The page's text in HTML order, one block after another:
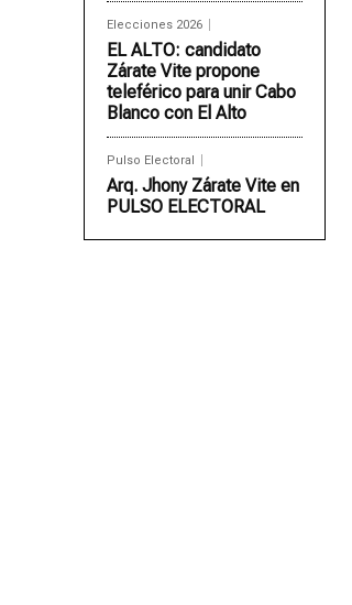
Elecciones 2026
EL ALTO: candidato
Zárate Vite propone
teleférico para unir Cabo
Blanco con El Alto
Pulso Electoral
Arq. Jhony Zárate Vite en
PULSO ELECTORAL